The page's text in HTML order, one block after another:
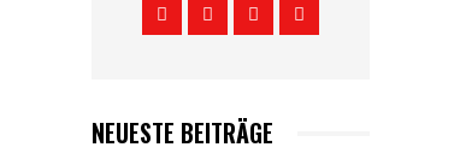
NEUESTE BEITRÄGE